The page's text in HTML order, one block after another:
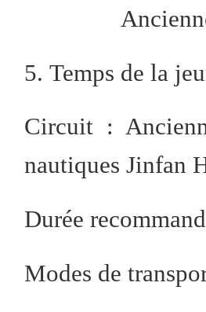
5. Temps de la
Circuit :
nautiques Jinfan
Durée
Modes de